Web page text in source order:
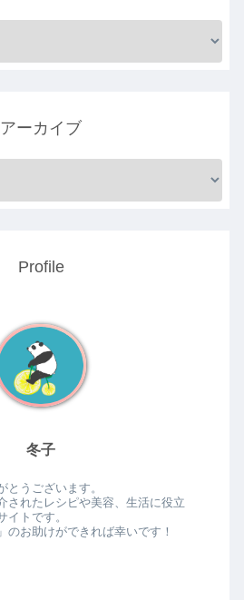
アーカイブ
Profile
冬子
とうございます。
されたレシピや美容、生活に役立
イトです。
のお助けができれば幸いです！